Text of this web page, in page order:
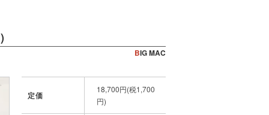
BIG MAC
定価
18,700円(税1,700
円)